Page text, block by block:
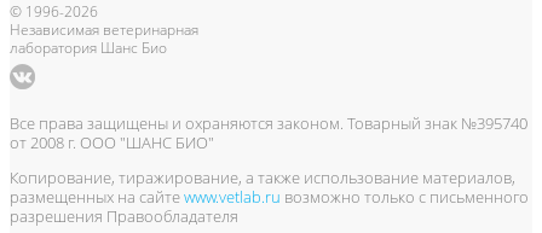
© 1996-2026
Независимая ветеринарная
лаборатория Шанс Био
Все права защищены и охраняются законом. Товарный знак №395740
от 2008 г. ООО "ШАНС БИО"
Копирование, тиражирование, а также использование материалов,
размещенных на сайтеwww.vetlab.ru возможно только с письменного
разрешения Правообладателя